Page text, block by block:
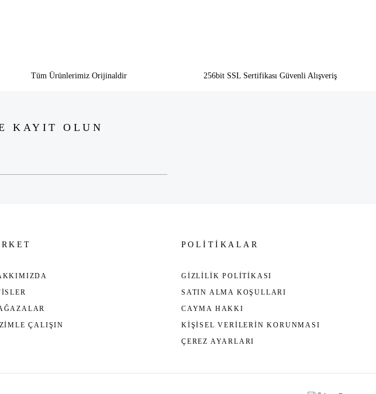
Tüm Ürünlerimiz Orijinaldir 256bit SSL Sertifikası Güvenli Alışveriş
KAYIT OLUN
ÇALIŞIN
POLİTİKALAR
GİZLİLİK POLİTİKASI
SATIN ALMA KOŞULLARI
CAYMA HAKKI
KİŞİSEL VERİLERİN KORUNMASI
ÇEREZ AYARLARI